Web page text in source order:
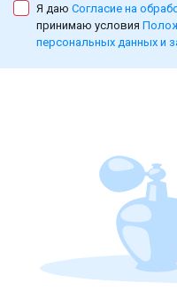
Я даю Согласие на
принимаю условия
персональных данных и